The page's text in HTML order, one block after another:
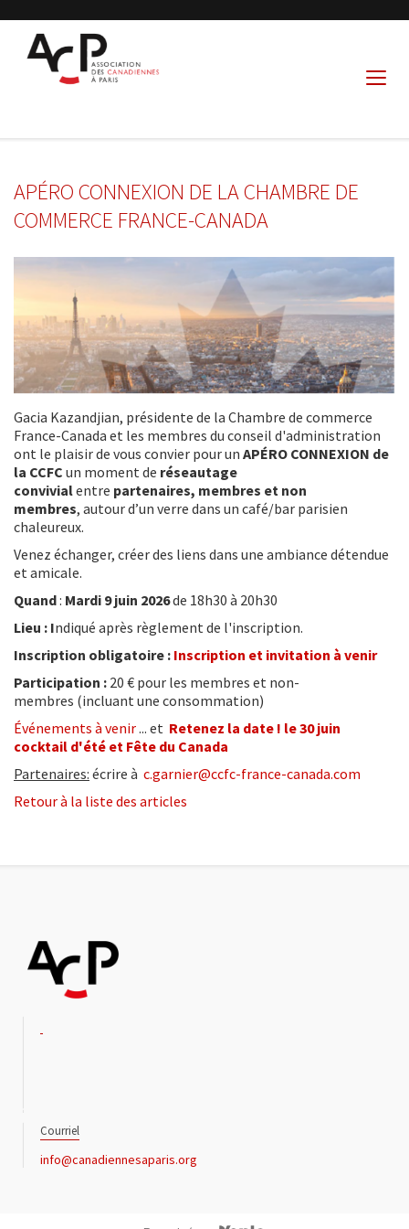
APÉRO CONNEXION DE LA CHAMBRE DE
COMMERCE FRANCE-CANADA
Gacia Kazandjian, présidente de la Chambre de commerce
France-Canada et les membres du conseil d'administration
ont le plaisir de vous convier pour un APÉRO CONNEXION de
la CCFC un moment de réseautage
convivialentre partenaires, membres et non
membres, autour d’un verre dans un café/bar parisien
chaleureux.
Venez échanger, créer des liens dans une ambiance détendue
et amicale.
Quand: Mardi 9 juin 2026de 18h30 à 20h30
Lieu : Indiqué après règlement de l'inscription.
Inscription obligatoire : Inscription et invitation à venir
Participation : 20 € pour les membres et non-
membres (incluant une consommation)
Événements à venir... et Retenez la date ! le 30 juin
cocktail d'été et Fête du Canada
Partenaires: écrire à c.garnier@ccfc-france-canada.com
Retour à la liste des articles
Courriel
info@canadiennesaparis.org